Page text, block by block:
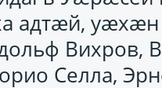
адтӕй,
Вихров,
Селла,